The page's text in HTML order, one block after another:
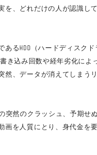
、どれだけの人が認識し
るHDD（ハードディスク
き込み回数や経年劣化によ
、データが消えてしまう
突然のクラッシュ、予期せ
を人質にとり、身代金を